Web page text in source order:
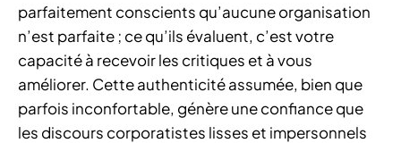
parfaitement conscients qu’aucune organisation
n’est parfaite ; ce qu’ils évaluent, c’est votre
capacité à recevoir les critiques et à vous
améliorer. Cette authenticité assumée, bien que
parfois inconfortable, génère une confiance que
les discours corporatistes lisses et impersonnels